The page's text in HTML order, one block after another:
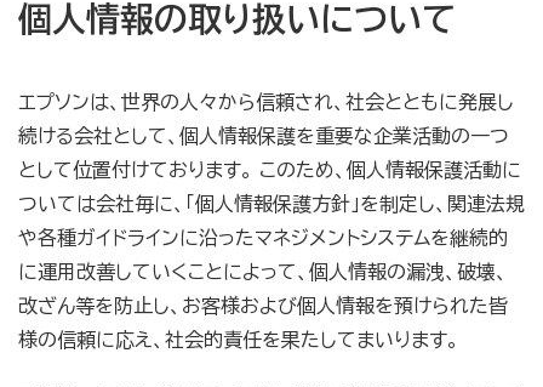
個人情報の取り扱いについて
エプソンは、世界の人々から信頼され、社会とともに発展し
続ける会社として、個人情報保護を重要な企業活動の一つ
として位置付けております。 このため、個人情報保護活動に
ついては会社毎に、「個人情報保護方針」を制定し、関連法規
や各種ガイドラインに沿ったマネジメントシステムを継続的
に運用改善していくことによって、個人情報の漏洩、破壊、
改ざん等を防止し、お客様および個人情報を預けられた皆
様の信頼に応え、社会的責任を果たしてまいります。